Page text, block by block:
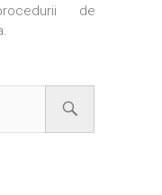
de